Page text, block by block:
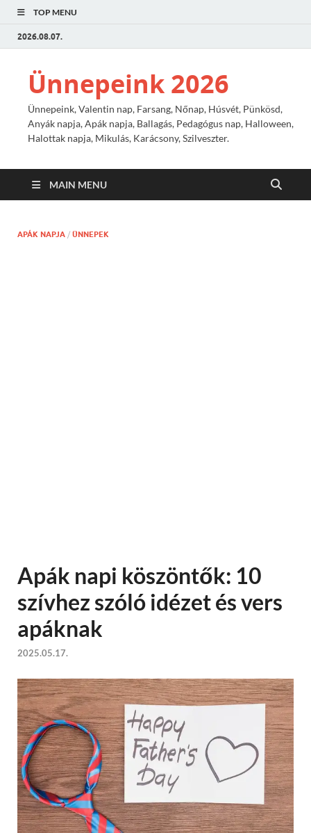
TOP MENU
2026.08.07.
Ünnepeink 2026
Ünnepeink, Valentin nap, Farsang, Nőnap, Húsvét, Pünkösd,
Anyák napja, Apák napja, Ballagás, Pedagógus nap, Halloween,
Halottak napja, Mikulás, Karácsony, Szilveszter.
MAIN MENU
APÁK NAPJA / ÜNNEPEK
Apák napi köszöntők: 10
szívhez szóló idézet és vers
apáknak
2025.05.17.